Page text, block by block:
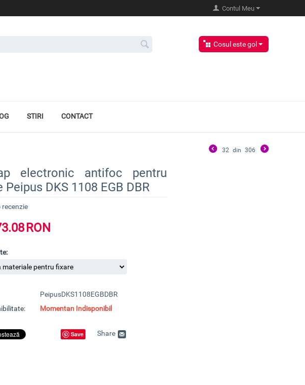
Contul Meu
Cosul este gol
STIRI CONTACT
32 din 306
electronic antifoc pentru
Peipus DKS 1108 EGB DBR
recenzie
RON
PeipusDKS1108EGBDBR
Momentan Indisponibil
Save Share